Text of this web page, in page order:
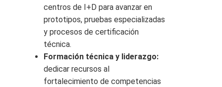
centros de I+D para avanzar en
prototipos, pruebas especializadas
y procesos de certificación
técnica.
Formación técnica y liderazgo:
dedicar recursos al
fortalecimiento de competencias